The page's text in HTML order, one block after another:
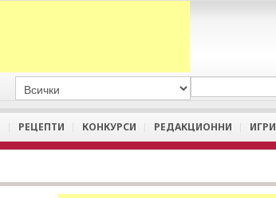
РЕЦЕПТИ КОНКУРСИ РЕДАКЦИОННИ ИГРИ